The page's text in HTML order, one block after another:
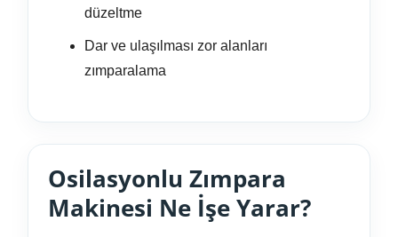
düzeltme
Dar ve ulaşılması zor alanları
zımparalama
Osilasyonlu Zımpara
Makinesi Ne İşe Yarar?